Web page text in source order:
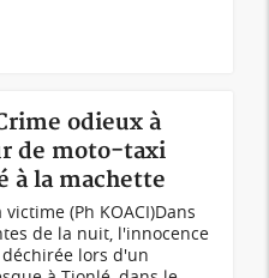
odieux à
de moto-taxi
à la machette
(Ph KOACI)Dans
de la nuit, l'innocence
lors d'un